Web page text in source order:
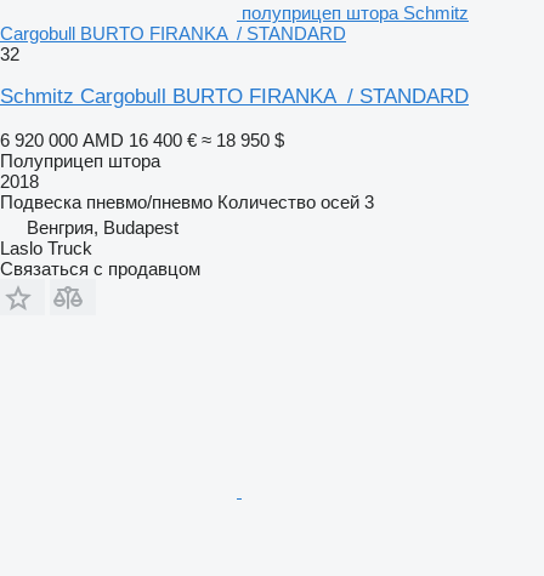
полуприцеп штора Schmitz
Cargobull BURTO FIRANKA / STANDARD
32
Schmitz Cargobull BURTO FIRANKA / STANDARD
6 920 000 AMD 16 400 € ≈ 18 950 $
Полуприцеп штора
2018
Подвеска пневмо/пневмо Количество осей 3
Венгрия, Budapest
Laslo Truck
Связаться с продавцом